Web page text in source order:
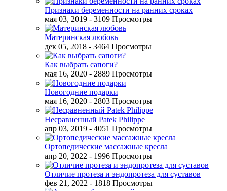
Признаки беременности на ранних сроках
мая 03, 2019 - 3109 Просмотры
Материнская любовь
дек 05, 2018 - 3464 Просмотры
Как выбрать сапоги?
мая 16, 2020 - 2889 Просмотры
Новогодние подарки
мая 16, 2020 - 2803 Просмотры
Несравненный Patek Philippe
апр 03, 2019 - 4051 Просмотры
Ортопедические массажные кресла
апр 20, 2022 - 1996 Просмотры
Отличие протеза и эндопротеза для суставов
фев 21, 2022 - 1818 Просмотры